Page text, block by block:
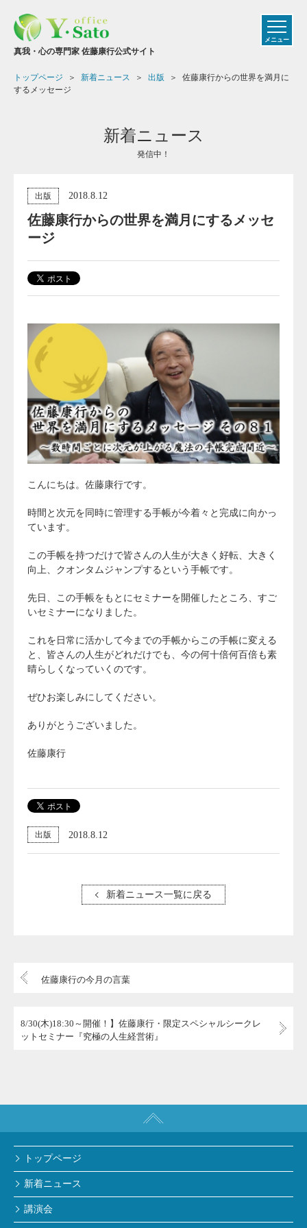
真我・心の専門家 佐藤康行公式サイト
メニュー
トップページ 新着ニュース 出版
佐藤康行からの世界を満月に
するメッセージ
新着ニュース
発信中！
出版 2018.8.12
佐藤康行からの世界を満月にするメッセ
ージ
こんにちは。佐藤康行です。
時間と次元を同時に管理する手帳が今着々と完成に向かっ
ています。
この手帳を持つだけで皆さんの人生が大きく好転、大きく
向上、クオンタムジャンプするという手帳です。
先日、この手帳をもとにセミナーを開催したところ、すご
いセミナーになりました。
これを日常に活かして今までの手帳からこの手帳に変える
と、皆さんの人生がどれだけでも、今の何十倍何百倍も素
晴らしくなっていくのです。
ぜひお楽しみにしてください。
ありがとうございました。
佐藤康行
出版 2018.8.12
新着ニュース一覧に戻る
佐藤康行の今月の言葉
8/30(木)18:30～開催！】佐藤康行・限定スペシャルシークレ
ットセミナー『究極の人生経営術』
トップページ
新着ニュース
講演会